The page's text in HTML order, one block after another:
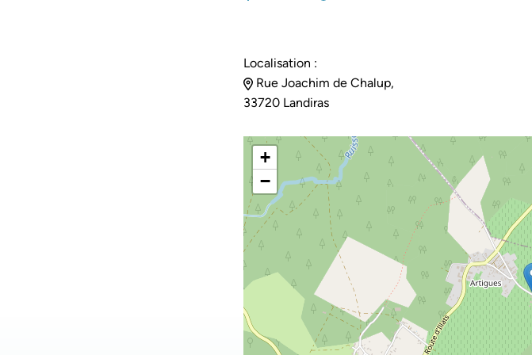
Localisation :
Rue Joachim de Chalup,
33720 Landiras
+
−